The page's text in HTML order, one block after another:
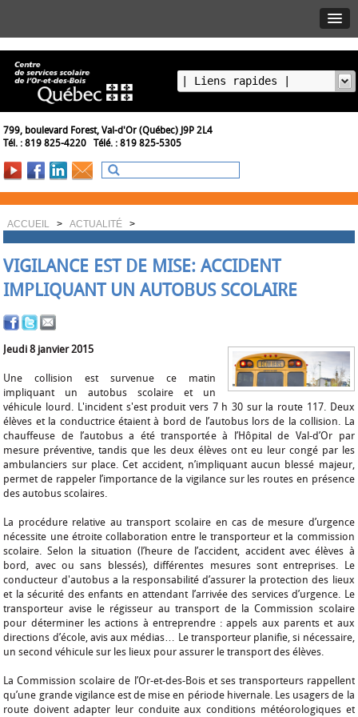
799, boulevard Forest, Val-d'Or (Québec) J9P 2L4
Tél. : 819 825-4220 Télé. : 819 825-5305
ACCUEIL > ACTUALITÉ>
VIGILANCE EST DE MISE: ACCIDENT
IMPLIQUANT UN AUTOBUS SCOLAIRE
Jeudi 8 janvier 2015
Une collision est survenue ce matin
impliquant un autobus scolaire et un
véhicule lourd. L'incident s'est produit vers 7 h 30 sur la route 117. Deux
élèves et la conductrice étaient à bord de l’autobus lors de la collision. La
chauffeuse de l’autobus a été transportée à l’Hôpital de Val-d’Or par
mesure préventive, tandis que les deux élèves ont eu leur congé par les
ambulanciers sur place. Cet accident, n’impliquant aucun blessé majeur,
permet de rappeler l’importance de la vigilance sur les routes en présence
des autobus scolaires.
La procédure relative au transport scolaire en cas de mesure d’urgence
nécessite une étroite collaboration entre le transporteur et la commission
scolaire. Selon la situation (l’heure de l’accident, accident avec élèves à
bord, avec ou sans blessés), différentes mesures sont entreprises. Le
conducteur d'autobus a la responsabilité d’assurer la protection des lieux
et la sécurité des enfants en attendant l’arrivée des services d’urgence. Le
transporteur avise le régisseur au transport de la Commission scolaire
pour déterminer les actions à entreprendre : appels aux parents et aux
directions d’école, avis aux médias… Le transporteur planifie, si nécessaire,
un second véhicule sur les lieux pour assurer le transport des élèves.
La Commission scolaire de l’Or-et-des-Bois et ses transporteurs rappellent
qu’une grande vigilance est de mise en période hivernale. Les usagers de la
route doivent adapter leur conduite aux conditions météorologiques et